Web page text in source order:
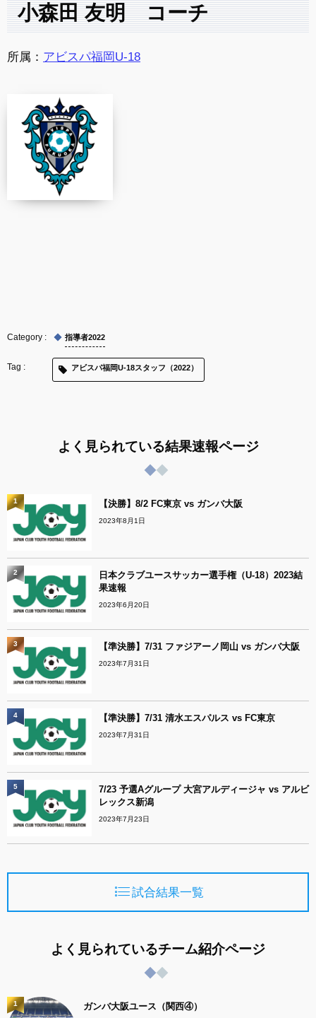
小森田 友明 コーチ
所属： アビスパ福岡U-18
指導者2022
アビスパ福岡U-18スタッフ（2022）
よく見られている結果速報ページ
【決勝】8/2 FC東京 vs ガンバ大阪
2023年8月1日
1
日本クラブユースサッカー選手権（U-18）2023結
果速報
2023年6月20日
2
【準決勝】7/31 ファジアーノ岡山 vs ガンバ大阪
2023年7月31日
3
【準決勝】7/31 清水エスパルス vs FC東京
2023年7月31日
4
7/23 予選Aグループ 大宮アルディージャ vs アルビ
レックス新潟
2023年7月23日
5
試合結果一覧
よく見られているチーム紹介ページ
ガンバ大阪ユース（関西④）
1